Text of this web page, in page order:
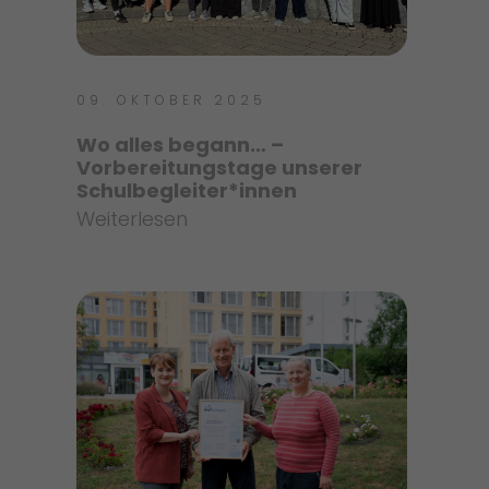
09. OKTOBER 2025
Wo alles begann… –
Vorbereitungstage unserer
Schulbegleiter*innen
Weiterlesen